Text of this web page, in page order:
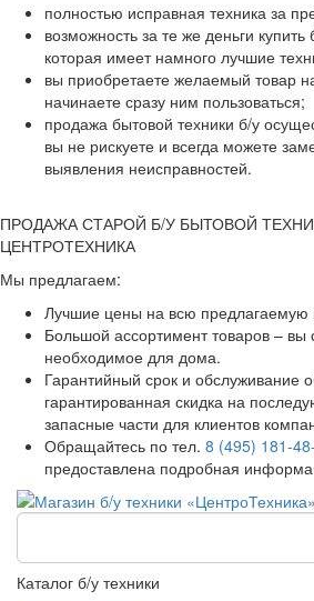
полностью исправная техника за
возможность за те же деньги
которая имеет намного лучшие
вы приобретаете желаемый товар
начинаете сразу ним пользоваться;
продажа бытовой техники б/у
вы не рискуете и всегда можете
выявления неисправностей.
ПРОДАЖА СТАРОЙ Б/У БЫТОВОЙ
ЦЕНТРОТЕХНИКА
Мы предлагаем:
Лучшие цены на всю предлагаемую
Большой ассортимент товаров – вы
необходимое для дома.
Гарантийный срок и обслуживание
гарантированная скидка на
запасные части для клиентов
Обращайтесь по тел. 8 (495) 181-
предоставлена подробная
Каталог б/у техники